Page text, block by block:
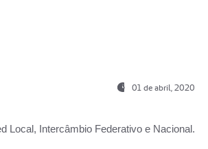
01 de abril, 2020
Local, Intercâmbio Federativo e Nacional.